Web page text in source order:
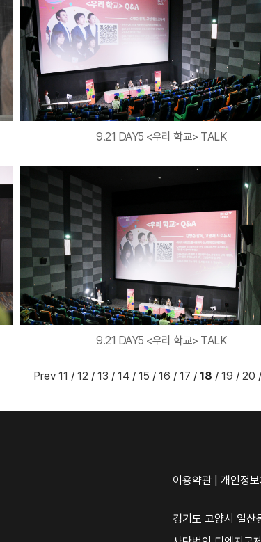
9.21 DAY5 <우리 학교> TALK
9.21 DAY5 <우리 학교> TALK
Prev 11 / 12 / 13 / 14 / 15 / 16 / 17 / 18 / 19 / 20 /
이용약관 개인정
경기도 고양시 일